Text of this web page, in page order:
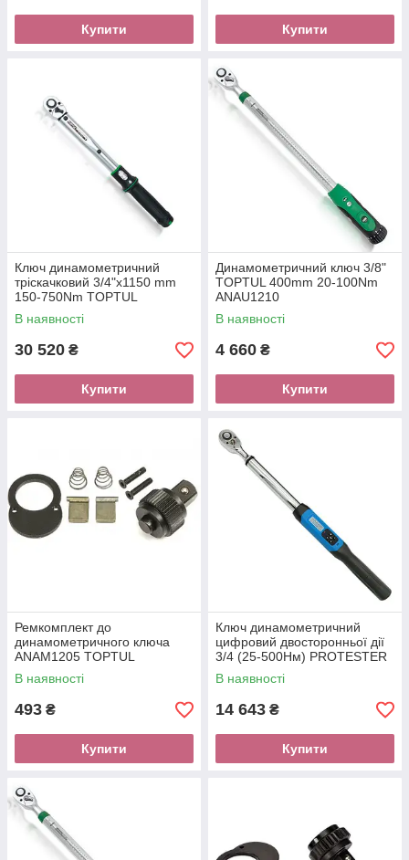
Купити Купити
Ключ динамометричний
тріскачковий 3/4"x1150 mm
150-750Nm TOPTUL
ANAM2475
В наявності
30 520 ₴
Купити
Динамометричний ключ 3/8"
TOPTUL 400mm 20-100Nm
ANAU1210
В наявності
4 660 ₴
Купити
Ремкомплект до
динамометричного ключа
ANAM1205 TOPTUL
ALAH1205
В наявності
493 ₴
Купити
Ключ динамометричний
цифровий двосторонньої дії
3/4 (25-500Нм) PROTESTER
AWJ6-500
В наявності
14 643 ₴
Купити